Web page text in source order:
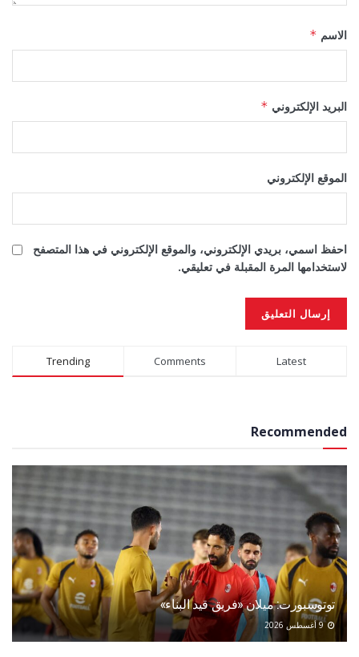
الاسم *
البريد الإلكتروني *
الموقع الإلكتروني
احفظ اسمي، بريدي الإلكتروني، والموقع الإلكتروني في هذا المتصفح
لاستخدامها المرة المقبلة في تعليقي.
Alternative:
Trending Comments Latest
Recommended
توتوسبورت: ميلان «فريق قيد البناء»
9 أغسطس 2026